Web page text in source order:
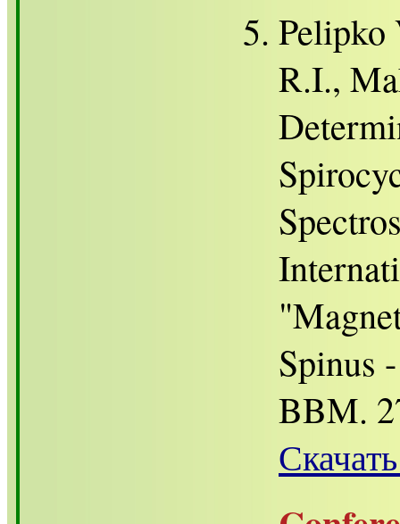
Pelipko
R.I.,
Spinus
BBM.